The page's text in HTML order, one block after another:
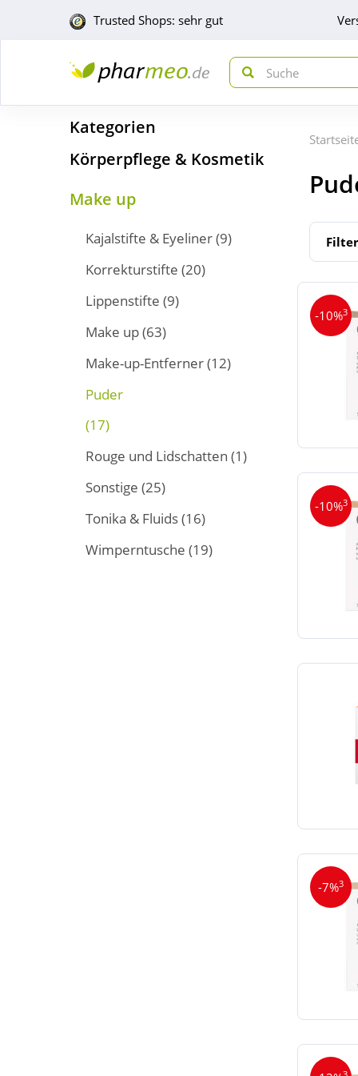
Trusted Shops: sehr gut
Kategorien
Körperpflege & Kosmetik
Make up
Kajalstifte & Eyeliner(9)
Korrekturstifte (20)
Lippenstifte (9)
Make up(63)
Make-up-Entferner(12)
Puder
(17)
Rouge und Lidschatten (1)
Sonstige (25)
Tonika & Fluids(16)
Wimperntusche (19)
-10%3
-10%3
-7%3